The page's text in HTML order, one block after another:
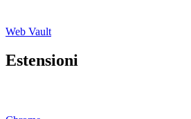
Web Vault
Estensioni